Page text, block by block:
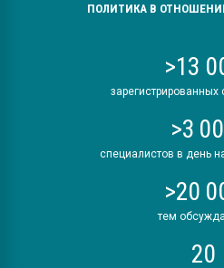
ПОЛИТИКА В
>13
зарегистрированных
>3
специалистов в день
>20
тем
20